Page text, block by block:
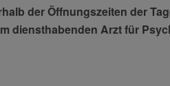
der Öffnungszeiten der
diensthabenden Arzt für